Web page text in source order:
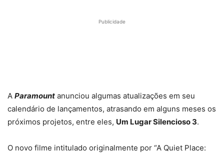
Publicidade
A Paramount anunciou algumas atualizações em seu
calendário de lançamentos, atrasando em alguns meses os
próximos projetos, entre eles, Um Lugar Silencioso 3.
O novo filme intitulado originalmente por “A Quiet Place: